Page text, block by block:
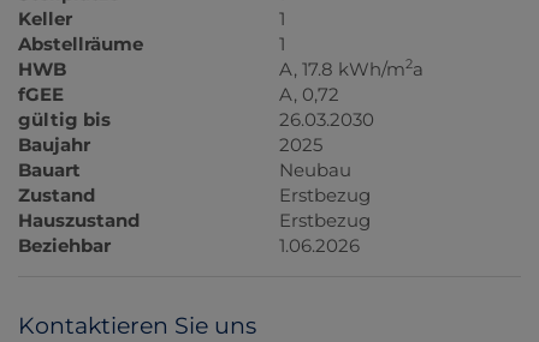
Keller
1
Abstellräume
1
HWB
A, 17.8 kWh/m2a
fGEE
A, 0,72
gültig bis
26.03.2030
Baujahr
2025
Bauart
Neubau
Zustand
Erstbezug
Hauszustand
Erstbezug
Beziehbar
1.06.2026
Kontaktieren Sie uns